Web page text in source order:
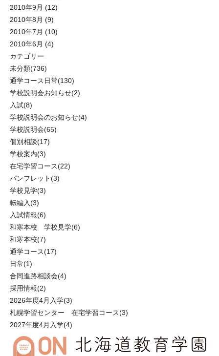
2010年9月 (12)
2010年8月 (9)
2010年7月 (10)
2010年6月 (4)
カテゴリー
未分類(736)
通学コース日常(130)
学校説明会お知らせ(2)
入試(8)
学校説明会のお知らせ(4)
学校説明会(65)
個別相談(17)
学校案内(3)
在宅学習コース(22)
パンフレット(3)
学校見学(3)
転編入(3)
入試情報(6)
和寒本校 学校見学(6)
和寒本校(7)
通学コース(17)
日常(1)
合同進路相談会(4)
採用情報(2)
2026年度4月入学(3)
札幌学習センター 在宅学習コース(3)
2027年度4月入学(4)